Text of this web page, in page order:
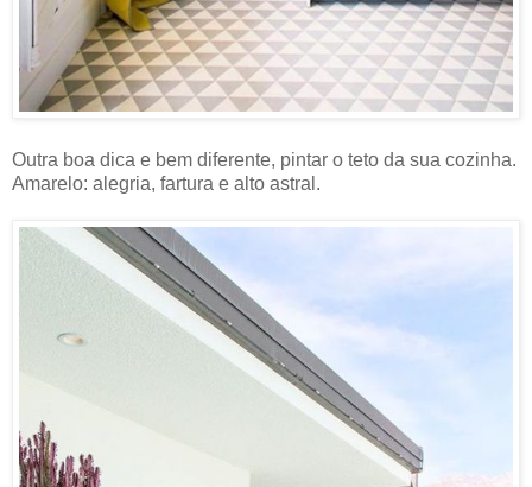
Outra boa dica e bem diferente, pintar o teto da sua cozinha.
Amarelo: alegria, fartura e alto astral.